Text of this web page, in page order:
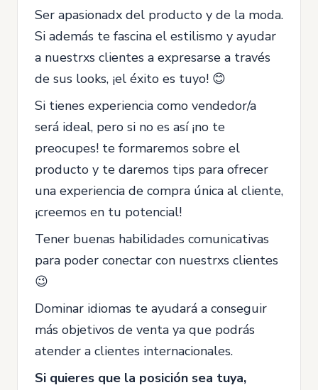
Ser apasionadx del producto y de la moda.
Si además te fascina el estilismo y ayudar
a nuestrxs clientes a expresarse a través
de sus looks, ¡el éxito es tuyo! 😊
Si tienes experiencia como vendedor/a
será ideal, pero si no es así ¡no te
preocupes! te formaremos sobre el
producto y te daremos tips para ofrecer
una experiencia de compra única al cliente,
¡creemos en tu potencial!
Tener buenas habilidades comunicativas
para poder conectar con nuestrxs clientes
😉
Dominar idiomas te ayudará a conseguir
más objetivos de venta ya que podrás
atender a clientes internacionales.
Si quieres que la posición sea tuya,